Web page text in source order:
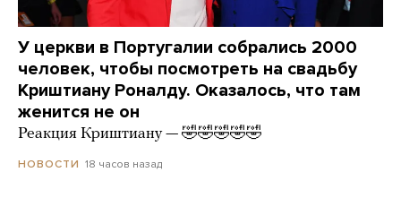
У церкви в Португалии собрались 2000
человек, чтобы посмотреть на свадьбу
Криштиану Роналду. Оказалось, что там
женится не он
Реакция Криштиану — 🤣🤣🤣🤣🤣
НОВОСТИ 18 часов назад